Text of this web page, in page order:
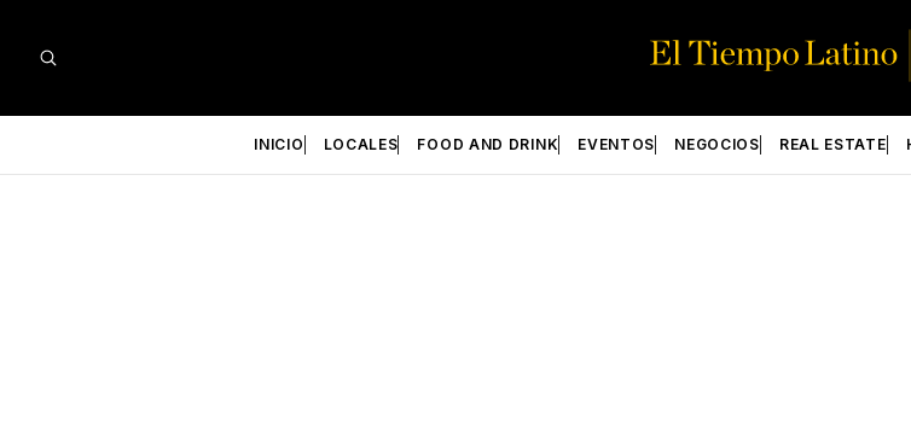
INICIO LOCALES FOOD AND DRINK EVENTOS NEGOCIOS REAL ESTATE